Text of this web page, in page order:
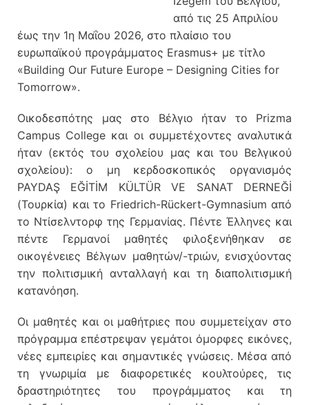
από τις 25 Απριλίου
έως την 1η Μαΐου 2026, στο πλαίσιο του
ευρωπαϊκού προγράμματος Erasmus+ με τίτλο
«Building Our Future Europe – Designing Cities for
Tomorrow».
Οικοδεσπότης μας στο Βέλγιο ήταν το Prizma
Campus College και οι συμμετέχοντες αναλυτικά
ήταν (εκτός του σχολείου μας και του Βελγικού
σχολείου): ο μη κερδοσκοπικός οργανισμός
PAYDAŞ EĞİTİM KÜLTÜR VE SANAT DERNEĞİ
(Τουρκία) και το Friedrich-Rückert-Gymnasium από
το Ντίσελντορφ της Γερμανίας. Πέντε Έλληνες και
πέντε Γερμανοί μαθητές φιλοξενήθηκαν σε
οικογένειες Βέλγων μαθητών/-τριών, ενισχύοντας
την πολιτισμική ανταλλαγή και τη διαπολιτισμική
κατανόηση.
Οι μαθητές και οι μαθήτριες που συμμετείχαν στο
πρόγραμμα επέστρεψαν γεμάτοι όμορφες εικόνες,
νέες εμπειρίες και σημαντικές γνώσεις. Μέσα από
τη γνωριμία με διαφορετικές κουλτούρες, τις
δραστηριότητες του προγράμματος και τη